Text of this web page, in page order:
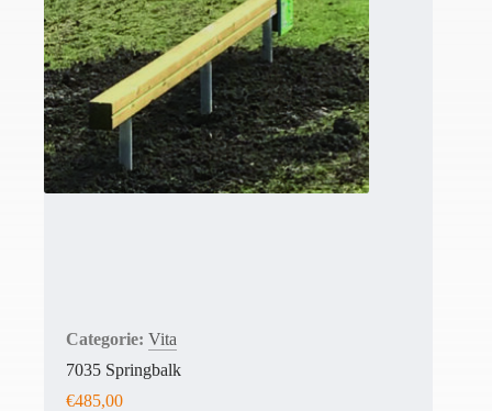
Vita
7035 Springbalk
€485,00